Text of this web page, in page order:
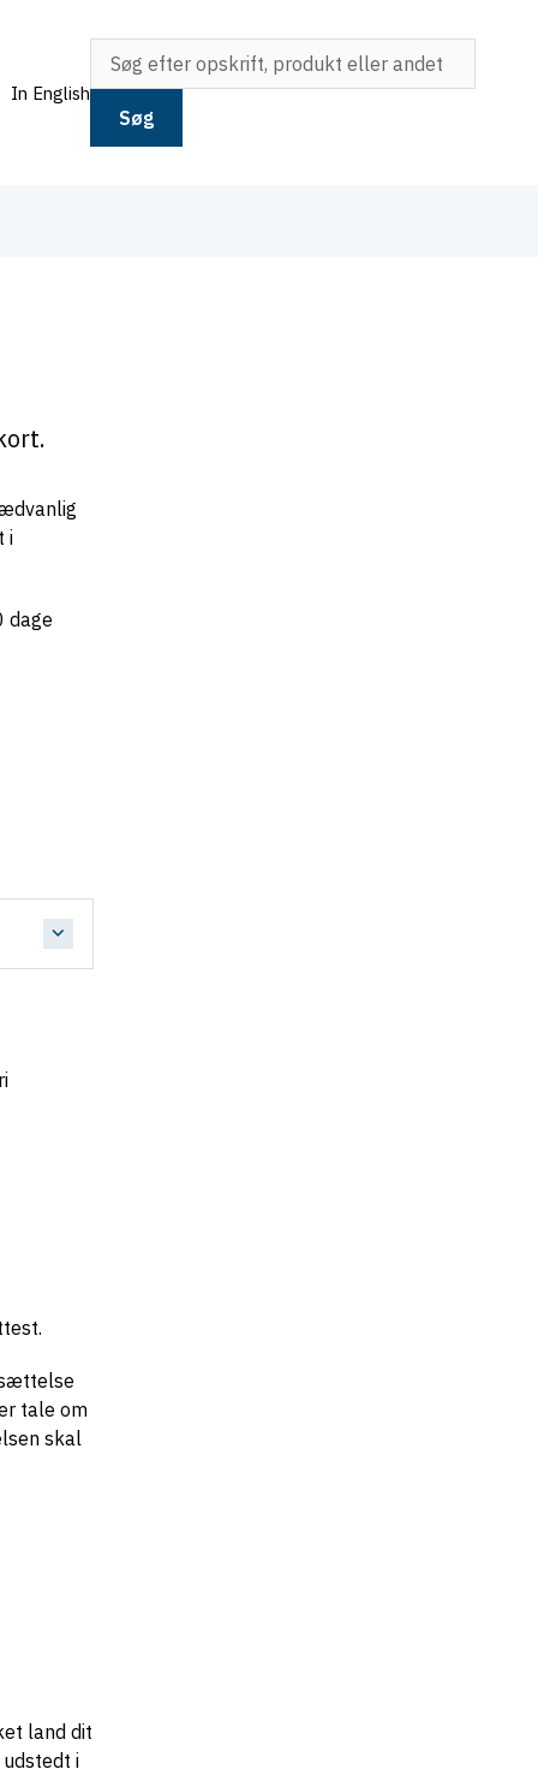
In English
Søg
i
dage
tale om
skal
land dit
i